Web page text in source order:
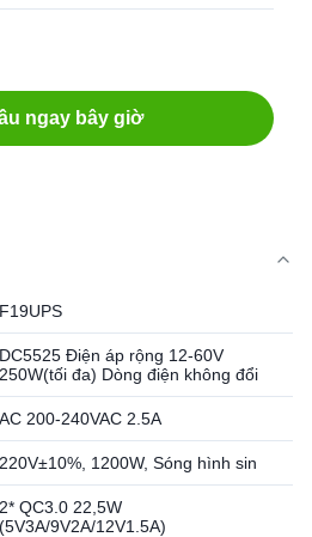
ngay bây giờ
F19UPS
DC5525 Điện áp rộng 12-60V
250W(tối đa) Dòng điện không đổi
AC 200-240VAC 2.5A
220V±10%, 1200W, Sóng hình sin
2* QC3.0 22,5W
(5V3A/9V2A/12V1.5A)